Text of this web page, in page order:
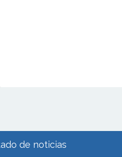
de noticias